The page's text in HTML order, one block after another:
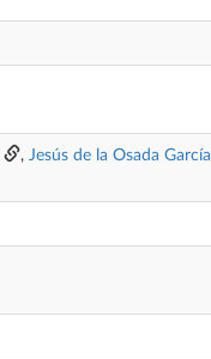
, Jesús de la Osada García